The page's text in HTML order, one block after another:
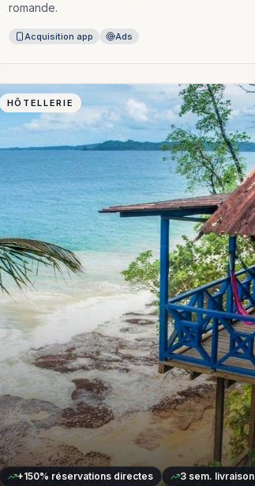
romande.
Acquisition app Ads
HÔTELLERIE
+150% réservations directes 3 sem. livraison